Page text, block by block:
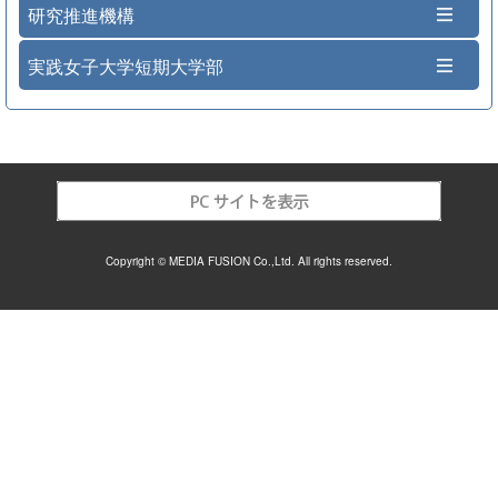
研究推進機構
実践女子大学短期大学部
Copyright © MEDIA FUSION Co.,Ltd. All rights reserved.